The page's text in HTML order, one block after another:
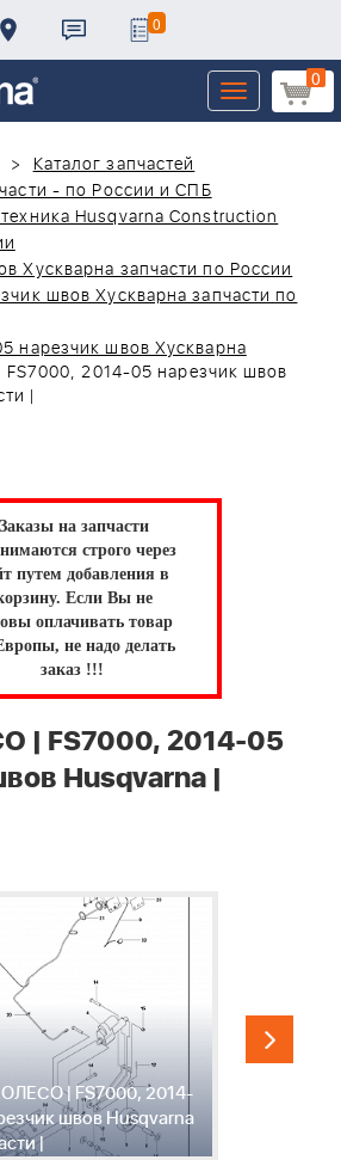
0
0
Toggle
navigation
Каталог запчастей
- по России и СПБ
Husqvarna Construction
Хускварна запчасти по России
швов Хускварна запчасти по
нарезчик швов Хускварна
2014-05 нарезчик швов
|
Заказы на запчасти
строго через
путем добавления в
Если Вы не
оплачивать товар
не надо делать
заказ !!!
| FS7000, 2014-05
Husqvarna |
| FS7000, 2014-
швов Husqvarna
|